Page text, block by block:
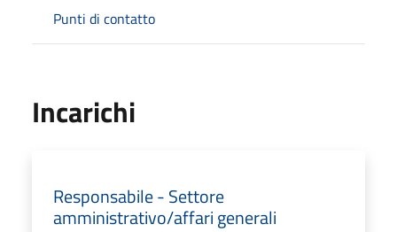
Punti di contatto
Incarichi
Responsabile - Settore
amministrativo/affari generali